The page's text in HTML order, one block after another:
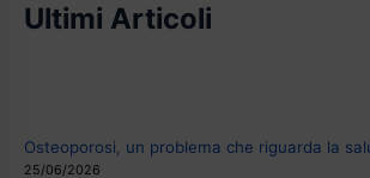
Ultimi Articoli
Osteoporosi, un problema che riguarda la
25/06/2026